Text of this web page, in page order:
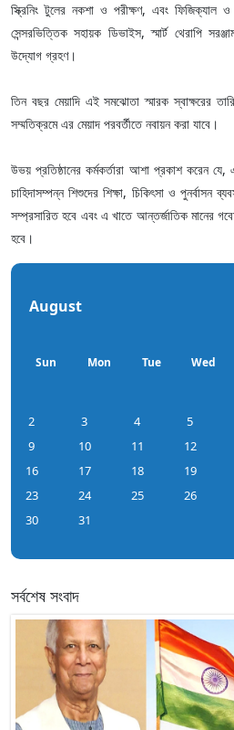
স্ক্রিনিং টুলের নকশা ও পরীক্ষণ, এবং ফিজিক্যাল
সেন্সরভিত্তিক সহায়ক ডিভাইস, স্মার্ট থেরাপি
উদ্যোগ গ্রহণ।
তিন বছর মেয়াদি এই সমঝোতা স্মারক স্বাক্ষরের
সম্মতিক্রমে এর মেয়াদ পরবর্তীতে নবায়ন করা যাবে।
উভয় প্রতিষ্ঠানের কর্মকর্তারা আশা প্রকাশ করেন যে,
চাহিদাসম্পন্ন শিশুদের শিক্ষা, চিকিৎসা ও
সম্প্রসারিত হবে এবং এ খাতে আন্তর্জাতিক মানের
হবে।
August
Sun Mon Tue Wed
2
3 4 5
9
10 11 12
16
17 18 19
23
24 25 26
30
31
সর্বশেষ সংবাদ